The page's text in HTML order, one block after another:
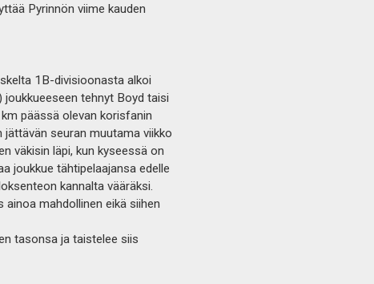
Pyrinnön viime kauden
1B-divisioonasta alkoi
tehnyt Boyd taisi
päässä olevan korisfanin
seuran muutama viikko
väkisin läpi, kun kyseessä on
joukkue tähtipelaajansa edelle
kannalta vääräksi.
mahdollinen eikä siihen
tasonsa ja taistelee siis